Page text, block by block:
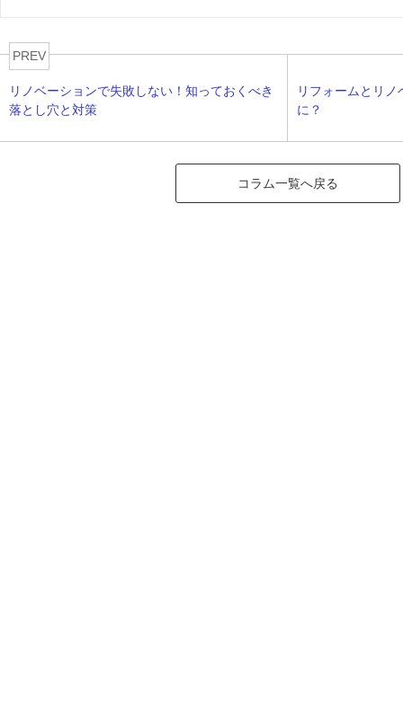
PREV
リノベーションで失敗しない！知っておくべき
落とし穴と対策
リフォームとリ
に？
コラム一覧へ戻る